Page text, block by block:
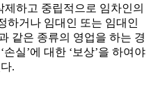
제하고 중립적으로 임차인의
하거나 임대인 또는 임대인
같은 종류의 영업을 하는 경
실’에 대한 ‘보상’을 하여야
.